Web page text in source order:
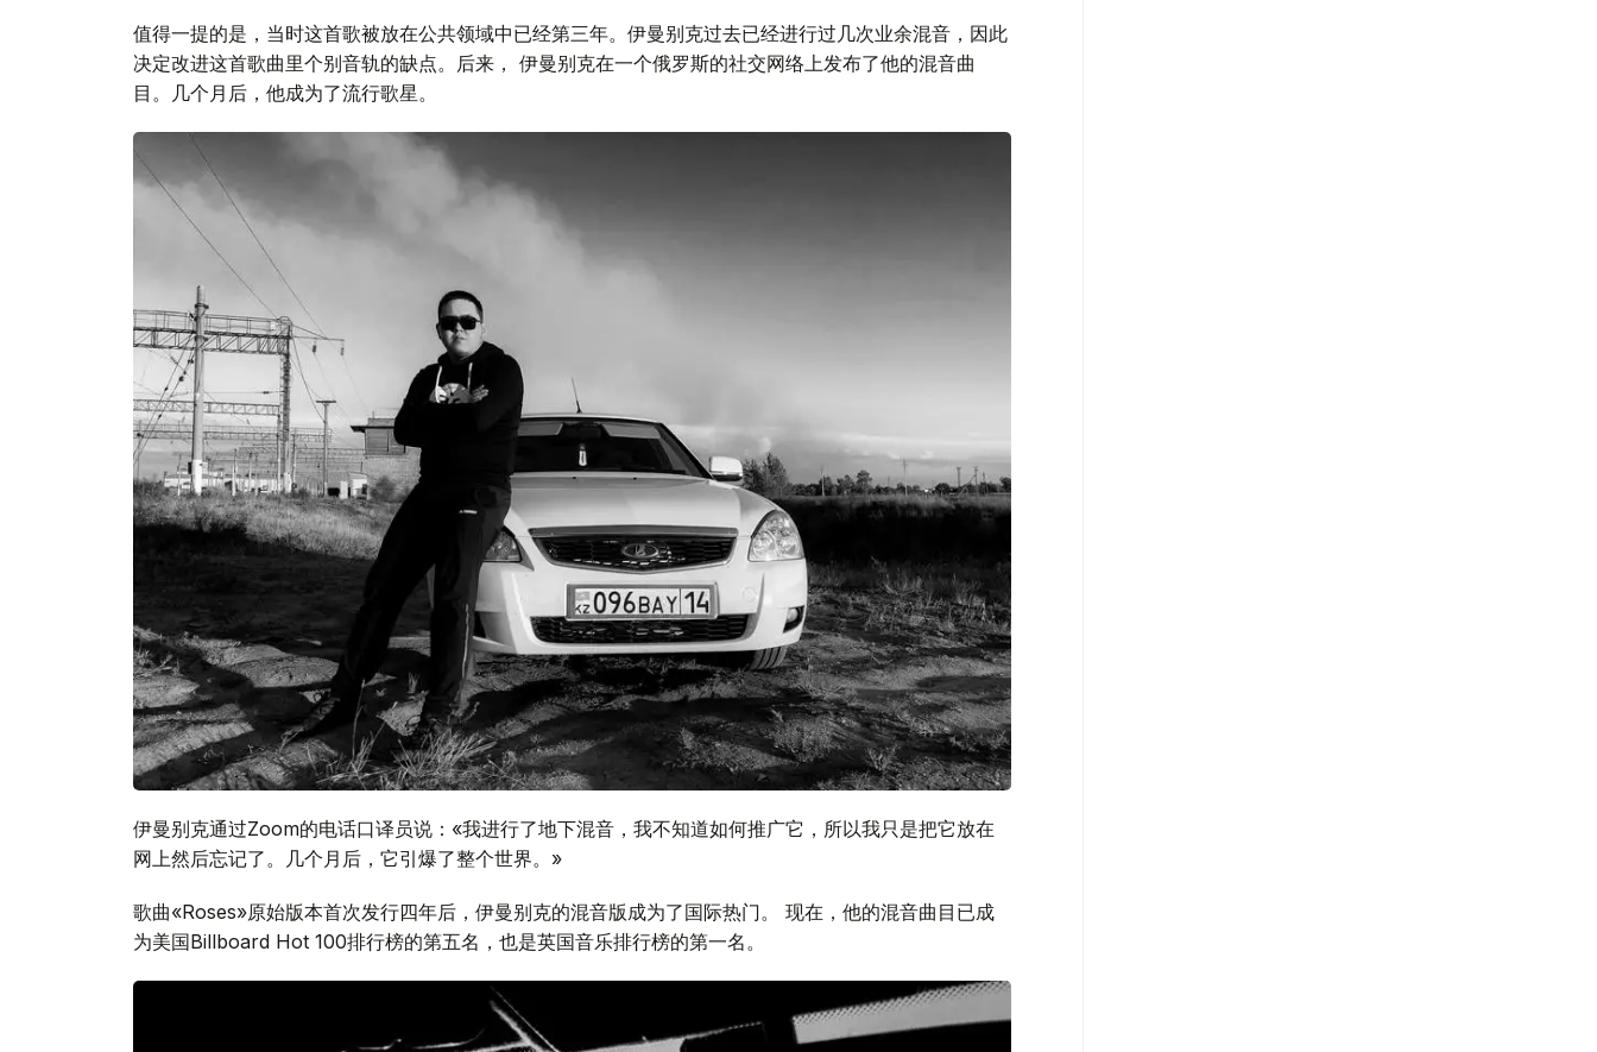
值得一提的是，当时这首歌被放在公共领域中已经第三年。伊曼别克过去已经进行过几次业余混音，因此
决定改进这首歌曲里个别音轨的缺点。后来， 伊曼别克在一个俄罗斯的社交网络上发布了他的混音曲
目。几个月后，他成为了流行歌星。
伊曼别克通过Zoom的电话口译员说：«我进行了地下混音，我不知道如何推广它，所以我只是把它放在
网上然后忘记了。几个月后，它引爆了整个世界。»
歌曲«Roses»原始版本首次发行四年后，伊曼别克的混音版成为了国际热门。 现在，他的混音曲目已成
为美国Billboard Hot 100排行榜的第五名，也是英国音乐排行榜的第一名。